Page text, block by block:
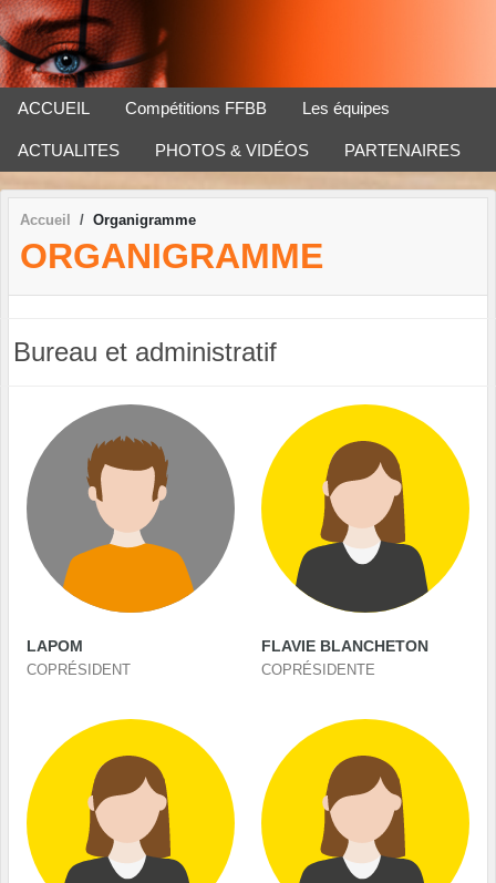
ACCUEIL Compétitions FFBB Les équipes
ACTUALITES PHOTOS & VIDÉOS PARTENAIRES
Accueil Organigramme
ORGANIGRAMME
Bureau et administratif
LAPOM
COPRÉSIDENT
FLAVIE BLANCHETON
COPRÉSIDENTE
Panneau de gestion des cookies